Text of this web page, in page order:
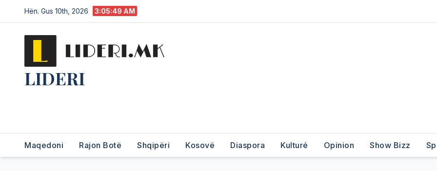
Hën. Gus 10th, 2026 3:05:50 AM
LIDERI
Maqedoni Rajon Botë Shqipëri Kosovë Diaspora Kulturé Opinion Show Bizz